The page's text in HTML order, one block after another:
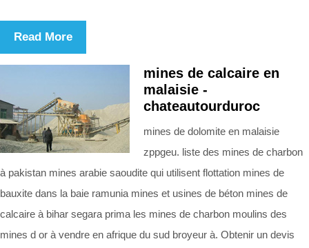
Read More
mines de calcaire en
malaisie -
chateautourduroc
mines de dolomite en malaisie
zppgeu. liste des mines de charbon
à pakistan mines arabie saoudite qui utilisent flottation mines de
bauxite dans la baie ramunia mines et usines de béton mines de
calcaire à bihar segara prima les mines de charbon moulins des
mines d or à vendre en afrique du sud broyeur à. Obtenir un devis